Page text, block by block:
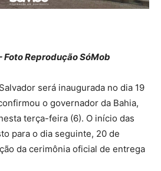
Foto Reprodução SóMob
será inaugurada no dia 19
o governador da Bahia,
terça-feira (6). O início das
para o dia seguinte, 20 de
da cerimônia oficial de entrega